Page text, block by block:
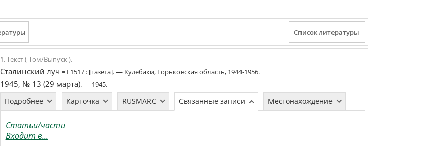
1. Текст ( Том/Выпуск ).
Сталинский луч = Г1517 : [газета]. —Кулебаки, Горьковская область,1944-1956.
1945, № 13 (29 марта). —1945.
Подробнее Карточка RUSMARC Связанные записи Местонахождение
Статьи/части
Входит в...